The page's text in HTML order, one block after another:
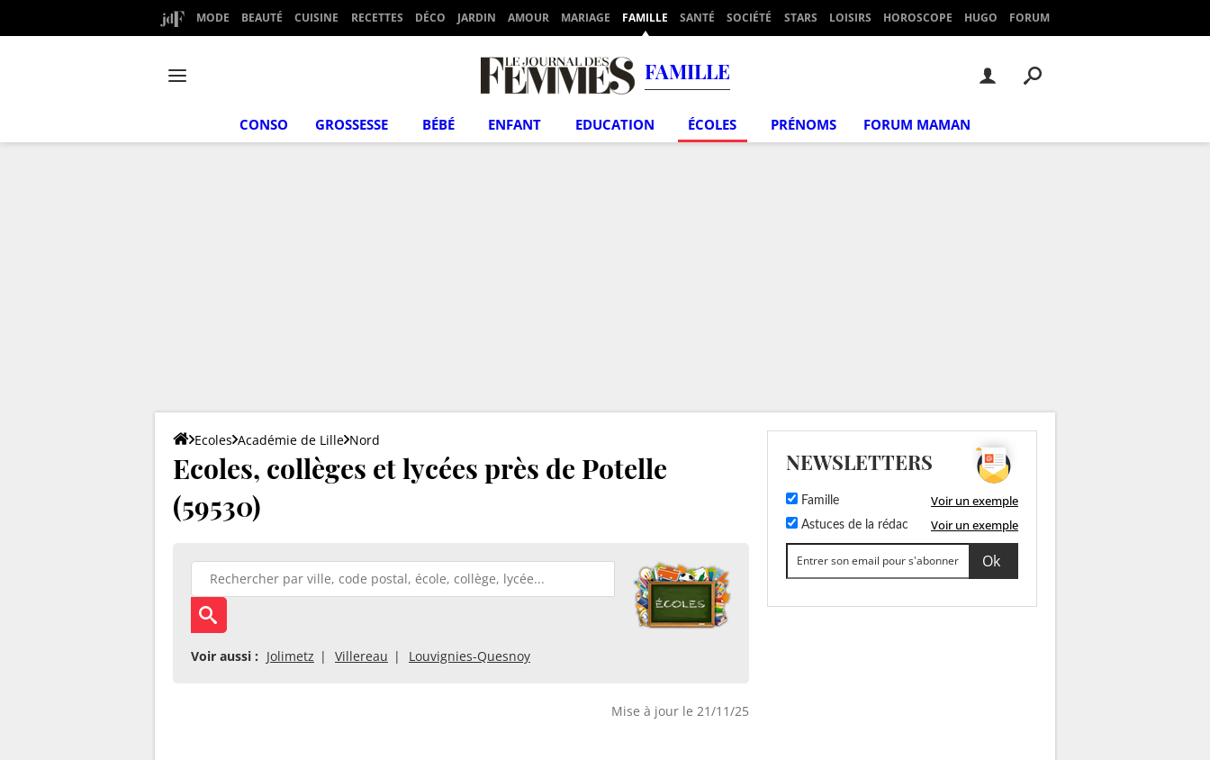
MODE BEAUTÉ CUISINE RECETTES DÉCO JARDIN AMOUR MARIAGE FAMILLE SANTÉ SOCIÉTÉ STARS LOISIRS HOROSCOPE HUGO FORUM
FAMILLE
CONSO GROSSESSE BÉBÉ ENFANT EDUCATION ÉCOLES PRÉNOMS FORUM MAMAN
Ecoles Académie de Lille Nord
Ecoles, collèges et lycées près de Potelle
(59530)
Voir aussi : Jolimetz Villereau Louvignies-Quesnoy
Mise à jour le 21/11/25
NEWSLETTERS
Famille Voir un exemple
Astuces de la rédac Voir un exemple